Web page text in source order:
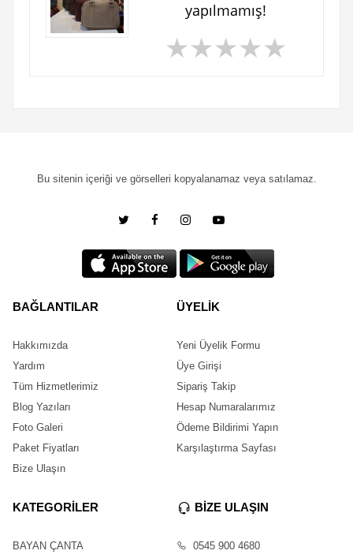
yapılmamış!
★★★★★
Bu sitenin içeriği ve görselleri kopyalanamaz veya satılamaz.
BAĞLANTILAR
Hakkımızda
Yardım
Tüm Hizmetlerimiz
Blog Yazıları
Foto Galeri
Paket Fiyatları
Bize Ulaşın
ÜYELİK
Yeni Üyelik Formu
Üye Girişi
Sipariş Takip
Hesap Numaralarımız
Ödeme Bildirimi Yapın
Karşılaştırma Sayfası
KATEGORİLER
BAYAN ÇANTA
BİZE ULAŞIN
0545 900 4680